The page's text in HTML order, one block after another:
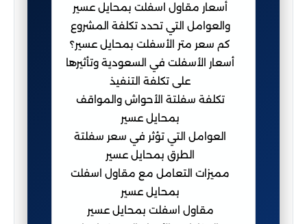
أسعار مقاول اسفلت بمحايل عسير
والعوامل التي تحدد تكلفة المشروع
كم سعر متر الأسفلت بمحايل عسير؟
أسعار الأسفلت في السعودية وتأثيرها
على تكلفة التنفيذ
تكلفة سفلتة الأحواش والمواقف
بمحايل عسير
العوامل التي تؤثر في سعر سفلتة
الطرق بمحايل عسير
مميزات التعامل مع مقاول اسفلت
بمحايل عسير
مقاول اسفلت بمحايل عسير